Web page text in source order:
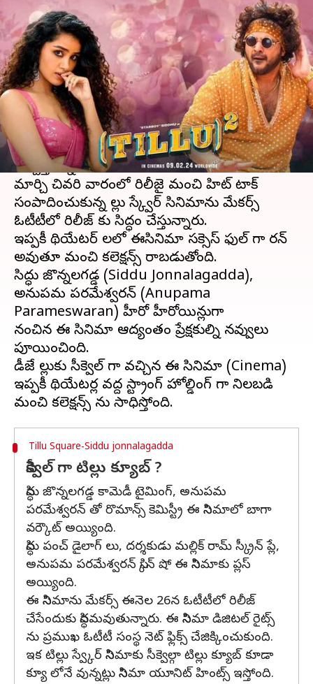
Tillu square-Ott-Net Flix: నెట్
ఫ్లిక్స్ లో టిల్లు స్క్వేర్ ....ఈ నెల 26
నుంచి స్ట్రీమింగ్
వ్రాసిన వారు Stalin Apr 17, 2024 01:15 pm
ఈ వార్తాకథనం ఏంటి
టిల్లు స్క్వేర్(Tillu Square) గాడుఓటిటి(ott)లో కి
వచ్చేస్తున్నాడు.
మార్చి చివరి వారంలో రిలీజై మంచి హిట్ టాక్
సంపాదించుకున్న టిల్లు స్క్వేర్ సినిమాను మేకర్స్
ఓటీటీలో రిలీజ్ కు సిద్ధం చేస్తున్నారు.
ఇప్పటికీ థియేటర్ లలో ఈసినిమా సక్సెస్ ఫుల్ గా రన్
అవుతూ మంచి కలెక్షన్స్ రాబడుతోంది.
సిద్ధు జొన్నలగడ్డ (Siddu Jonnalagadda),
అనుపమ పరమేశ్వరన్ (Anupama
Parameswaran) హీరో హీరోయిన్లుగా
నటించిన ఈ సినిమా ఆద్యంతం ప్రేక్షకుల్ని నవ్వులు
పూయించింది.
డీజే టిల్లుకు సీక్వెల్ గా వచ్చిన ఈ సినిమా (Cinema)
ఇప్పటికీ థియేటర్ల వద్ద స్ట్రాంగ్ హోల్డింగ్ గా నిలబడి
Tillu Square-Siddu jonnalagadda
సీక్వెల్​ గా టిల్లు క్యూబ్​ ?
సిద్ధు జొన్నలగడ్డ కామెడీ టైమింగ్, అనుపమ
పరమేశ్వరన్ తో రొమాన్స్ కెమిస్ట్రీ ఈ సినిమాలో బాగా
వర్కౌట్ అయ్యింది.
సిద్ధు పంచ్ డైలాగ్ లు, దర్శకుడు మల్లిక్ రామ్ స్క్రీన్ ప్లే,
అనుపమ పరమేశ్వరన్ స్కిన్ షో ఈ సినిమాకు ప్లస్
అయ్యింది.
ఈ సినిమాను మేకర్స్ ఈనెల 26న ఓటీటీలో రిలీజ్
చేసేందుకు సిద్ధమవుతున్నారు. ఈ సినిమా డిజిటల్ రైట్స్
ను ప్రముఖ ఓటీటీ సంస్థ నెట్ ఫ్లిక్స్ చేజిక్కించుకుంది.
ఇక టిల్లు స్వ్కేర్ సినిమాకు సీక్వెల్గా టిల్లు క్యూబ్ కూడా
క్యూ లోనే వున్నట్లు సినిమా యూనిట్ హింట్స్ ఇస్తోంది.